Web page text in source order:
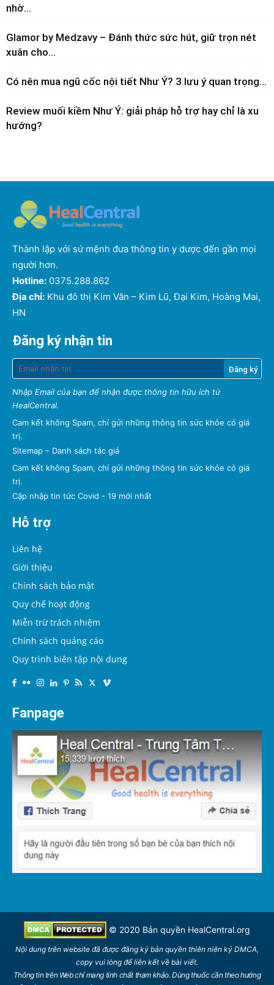
nhờ...
Glamor by Medzavy – Đánh thức sức hút, giữ trọn nét
xuân cho...
Có nên mua ngũ cốc nội tiết Như Ý? 3 lưu ý quan trọng...
Review muối kiềm Như Ý: giải pháp hỗ trợ hay chỉ là xu
hướng?
Thành lập với sứ mệnh đưa thông tin y dược đến gần mọi
người hơn.
Hotline: 0375.288.862
Địa chỉ: Khu đô thị Kim Văn – Kim Lũ, Đại Kim, Hoàng Mai,
HN
Đăng ký nhận tin
Nhập Email của bạn để nhận được thông tin hữu ích từ
HealCentral.
Cam kết không Spam, chỉ gửi những thông tin sức khỏe có giá
trị.
Sitemap – Danh sách tác giả
Cam kết không Spam, chỉ gửi những thông tin sức khỏe có giá
trị.
Cập nhập tin tức Covid - 19 mới nhất
Hỗ trợ
Liên hệ
Giới thiệu
Chính sách bảo mật
Quy chế hoạt động
Miễn trừ trách nhiệm
Chính sách quảng cáo
Quy trình biên tập nội dung
Fanpage
© 2020 Bản quyền HealCentral.org
Nội dung trên website đã được đăng ký bản quyền thiên niên kỷ DMCA,
copy vui lòng đểliên kếtvề bài viết.
Thông tin trên Web chỉ mang tính chất tham khảo. Dùng thuốc cần theo hướng